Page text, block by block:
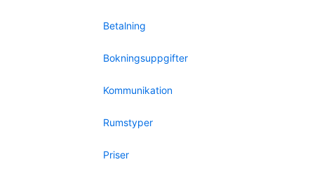
Betalning
Bokningsuppgifter
Kommunikation
Rumstyper
Priser